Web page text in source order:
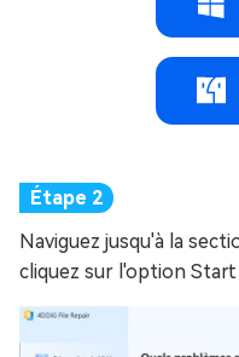
Naviguez jusqu'à la
cliquez sur l'option